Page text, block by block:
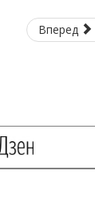
Вперед